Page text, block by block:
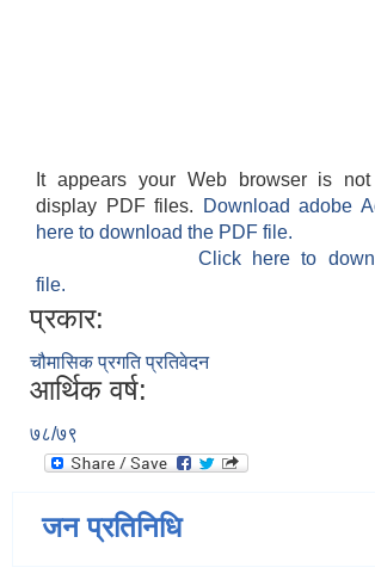
It appears your Web browser is
display PDF files.
Download adobe
here to download the PDF file.
Click here to
file.
प्रकार:
चौमासिक प्रगति प्रतिवेदन
आर्थिक वर्ष:
७८/७९
जन प्रतिनिधि